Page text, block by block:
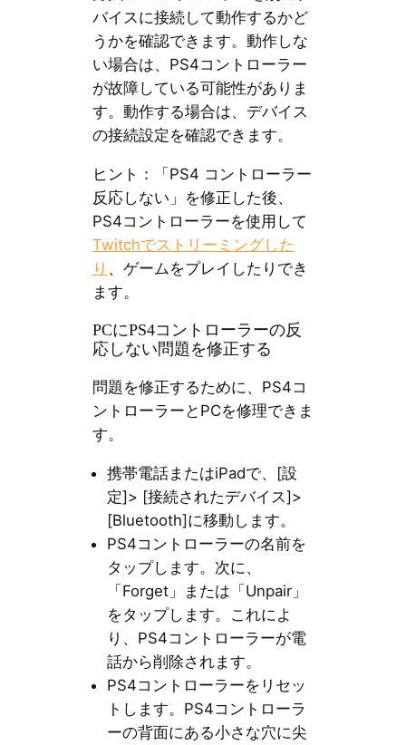
バイスに接続して動作するかど
うかを確認できます。動作しな
い場合は、PS4コントローラー
が故障している可能性がありま
す。動作する場合は、デバイス
の接続設定を確認できます。
ヒント：「PS4 コントローラー
反応しない」を修正した後、
PS4コントローラーを使用して
Twitchでストリーミングした
り 、ゲームをプレイしたりでき
ます。
PCにPS4コントローラーの反
応しない問題を修正する
問題を修正するために、PS4コ
ントローラーとPCを修理できま
す。
携帯電話またはiPadで、[設
定]> [接続されたデバイス]>
[Bluetooth]に移動します。
PS4コントローラーの名前を
タップします。次に、
「Forget」または「Unpair」
をタップします。これによ
り、PS4コントローラーが電
話から削除されます。
PS4コントローラーをリセッ
トします。PS4コントローラ
ーの背面にある小さな穴に尖